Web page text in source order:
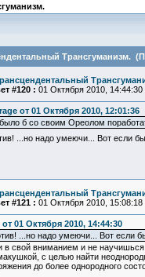
Трансгуманизм.
#120 : 01 Октября 2010, 14:44:30
от 01 Октября 2010, 12:01:36
б со своим Ореолом
...но надо умеючи... Вот если
#121 : 01 Октября 2010, 15:08:18
01 Октября 2010, 14:44:30
...но надо умеючи... Вот если
в свой вниманием и не
с целью найти
до более однородного